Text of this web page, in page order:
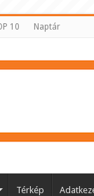
10 Naptár
Térkép